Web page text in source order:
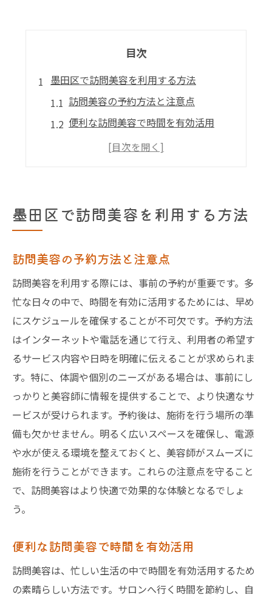
目次
墨田区で訪問美容を利用する方法
訪問美容の予約方法と注意点
便利な訪問美容で時間を有効活用
訪問美容サービスの選び方とポイント
訪問美容の長所と短所を理解する
自宅をサロン化する訪問美容の魅力
自宅訪問美容で叶える特別なひととき
訪問美容を選んだ理由とその効果
訪問美容で得られるメリットとは
自宅でプロ施術を受ける利点
東京都墨田区の訪問美容の魅力
墨田区での訪問美容サービスの評判
訪問美容の利便性とその魅力
東京都の訪問美容が選ばれる理由
訪問美容の利用者の声を紹介
墨田区で人気の訪問美容の特徴
墨田区での訪問美容体験談を紹介
訪問美容を体験する流れと感想
訪問美容の施術体験で得られること
墨田区で訪問美容を利用する方法
訪問美容の予約方法と注意点
訪問美容を利用する際には、事前の予約が重要です。多
忙な日々の中で、時間を有効に活用するためには、早め
にスケジュールを確保することが不可欠です。予約方法
はインターネットや電話を通じて行え、利用者の希望す
るサービス内容や日時を明確に伝えることが求められま
す。特に、体調や個別のニーズがある場合は、事前にし
っかりと美容師に情報を提供することで、より快適なサ
ービスが受けられます。予約後は、施術を行う場所の準
備も欠かせません。明るく広いスペースを確保し、電源
や水が使える環境を整えておくと、美容師がスムーズに
施術を行うことができます。これらの注意点を守ること
で、訪問美容はより快適で効果的な体験となるでしょ
う。
便利な訪問美容で時間を有効活用
訪問美容は、忙しい生活の中で時間を有効活用するため
の素晴らしい方法です。サロンへ行く時間を節約し、自